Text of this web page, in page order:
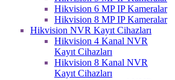
Hikvision 6 MP IP Kameralar
Hikvision 8 MP IP Kameralar
Hikvision NVR Kayıt Cihazları
Hikvision 4 Kanal NVR
Kayıt Cihazları
Hikvision 8 Kanal NVR
Kayıt Cihazları